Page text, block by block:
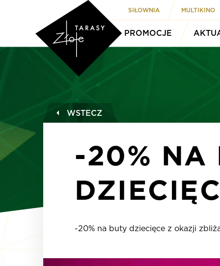
SIŁOWNIA MULTIKINO
PROMOCJE
WSTECZ
-20% NA
-20% na buty dziecięce z okazji